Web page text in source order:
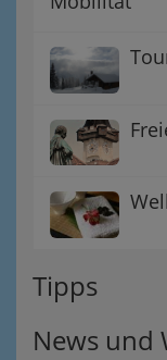
Tipps
News und